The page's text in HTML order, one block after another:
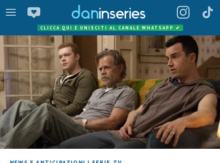
CLICCA QUI E UNISCITI AL CANALE WHATSAPP ✔